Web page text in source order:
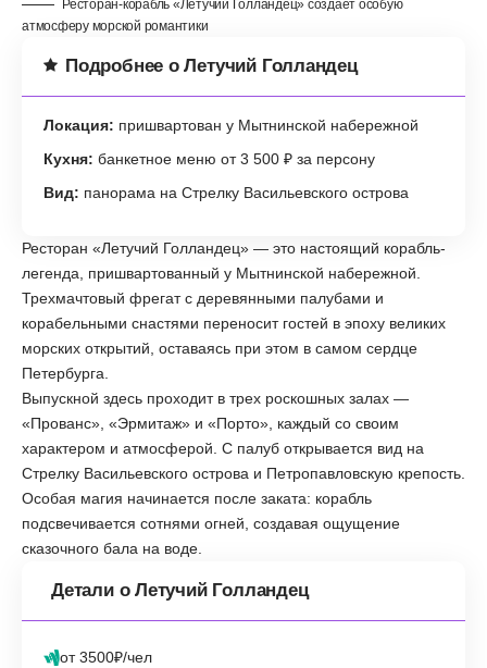
Ресторан-корабль «Летучий Голландец» создает особую
атмосферу морской романтики
Подробнее о Летучий Голландец
Локация: пришвартован у Мытнинской набережной
Кухня: банкетное меню от 3 500 ₽ за персону
Вид: панорама на Стрелку Васильевского острова
Ресторан «Летучий Голландец» — это настоящий корабль-
легенда, пришвартованный у Мытнинской набережной.
Трехмачтовый фрегат с деревянными палубами и
корабельными снастями переносит гостей в эпоху великих
морских открытий, оставаясь при этом в самом сердце
Петербурга.
Выпускной здесь проходит в трех роскошных залах —
«Прованс», «Эрмитаж» и «Порто», каждый со своим
характером и атмосферой. С палуб открывается вид на
Стрелку Васильевского острова и Петропавловскую крепость.
Особая магия начинается после заката: корабль
подсвечивается сотнями огней, создавая ощущение
сказочного бала на воде.
Детали о Летучий Голландец
от 3500₽/чел